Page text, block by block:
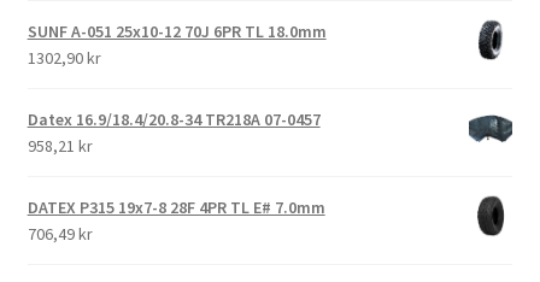
SUNF A-051 25x10-12 70J 6PR TL 18.0mm
1302,90 kr
Datex 16.9/18.4/20.8-34 TR218A 07-0457
958,21 kr
DATEX P315 19x7-8 28F 4PR TL E# 7.0mm
706,49 kr